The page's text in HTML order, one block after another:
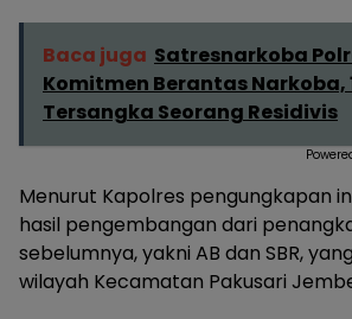
Baca juga Satresnarkoba
Komitmen Berantas Narkoba,
Tersangka Seorang Residivis
Menurut Kapolres pengungkapan
hasil pengembangan dari
sebelumnya, yakni AB dan SBR,
wilayah Kecamatan Pakusari